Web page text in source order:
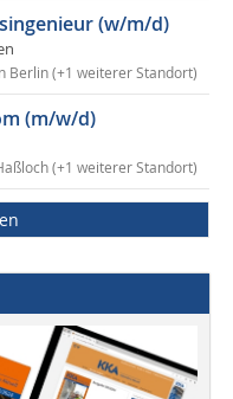
(w/m/d)
Berlin (+1 weiterer Standort)
(m/w/d)
(+1 weiterer Standort)